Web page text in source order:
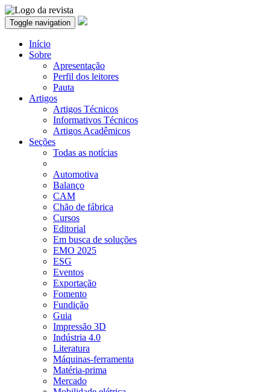
Toggle navigation
Início
Sobre
Apresentação
Perfil dos leitores
Pauta
Artigos
Artigos Técnicos
Informativos Técnicos
Artigos Acadêmicos
Seções
Todas as notícias
Automotiva
Balanço
CAM
Chão de fábrica
Cursos
Editorial
Em busca de soluções
EMO 2025
ESG
Eventos
Exportação
Fomento
Fundição
Guia
Impressão 3D
Indústria 4.0
Literatura
Máquinas-ferramenta
Matéria-prima
Mercado